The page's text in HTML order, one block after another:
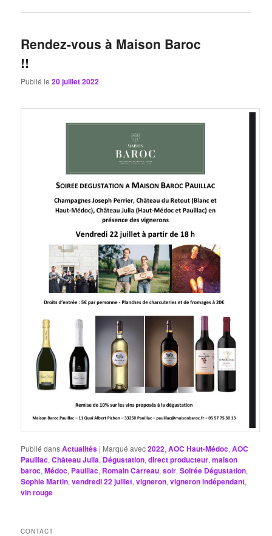
Rendez-vous à Maison Baroc
!!
Publié le20 juillet 2022
Publié dansActualités | Marqué avec2022,AOC Haut-Médoc,AOC
Pauillac,Château Julia, Dégustation,direct producteur,maison
baroc,Médoc, Pauillac, Romain Carreau,soir,Soirée Dégustation,
Sophie Martin,vendredi 22 juillet,vigneron,vigneron indépendant,
vin rouge
CONTACT